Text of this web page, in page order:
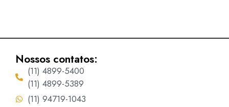
Nossos contatos:
(11) 4899-5400
(11) 4899-5389
(11) 94719-1043